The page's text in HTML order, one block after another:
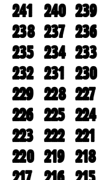
241 240 239
238 237 236
235 234 233
232 231 230
229 228 227
226 225 224
223 222 221
220 219 218